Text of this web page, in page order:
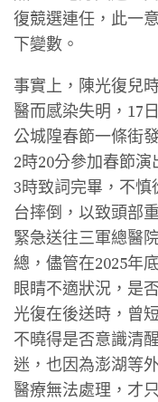
復競選連任，此一
下變數。
事實上，陳光復兒
醫而感染失明，17
公城隍春節一條街
2時20分參加春節
3時致詞完畢，不
台摔倒，以致頭部
緊急送往三軍總醫
總，儘管在2025年
眼睛不適狀況，是
光復在後送時，曾
不曉得是否意識清
迷，也因為澎湖等
醫療無法處理，才